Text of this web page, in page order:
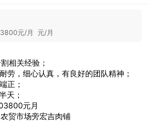
元/月 元/月
相关经验；
劳，细心认真，有良好的团队精神；
正；
天；
元月
贸市场旁宏吉肉铺